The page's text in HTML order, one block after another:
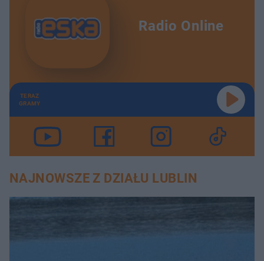
Radio Online
TERAZ
GRAMY
NAJNOWSZE Z DZIAŁU LUBLIN